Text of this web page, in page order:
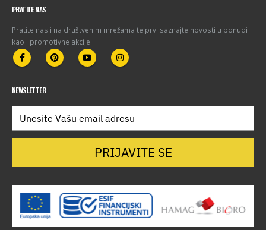
PRATITE NAS
Pratite nas i na društvenim mrežama te prvi saznajte novosti u ponudi
kao i promotivne akcije!
NEWSLETTER
PRIJAVITE SE